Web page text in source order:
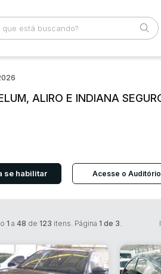
Veículos
ALIRO E INDIANA
se habilitar Acesse o
1 a 48 de 123 itens. Página 1 de 3.